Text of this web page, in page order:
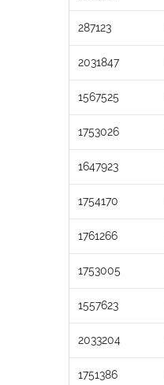
287123
2031847
1567525
1753026
1647923
1754170
1761266
1753005
1557623
2033204
1751386